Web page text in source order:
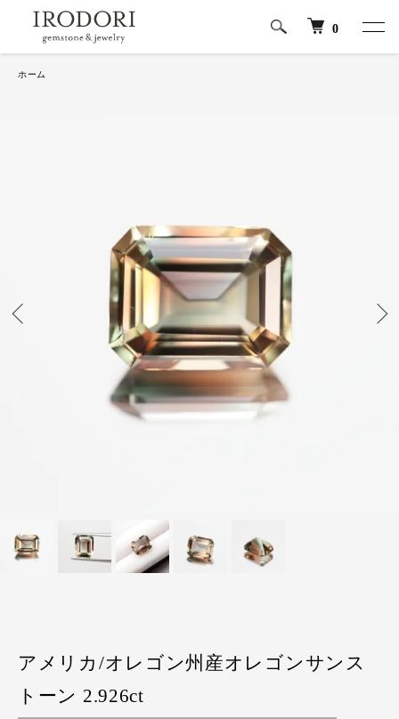
0
ホーム
アメリカ/オレゴン州産オレゴンサンス
トーン 2.926ct